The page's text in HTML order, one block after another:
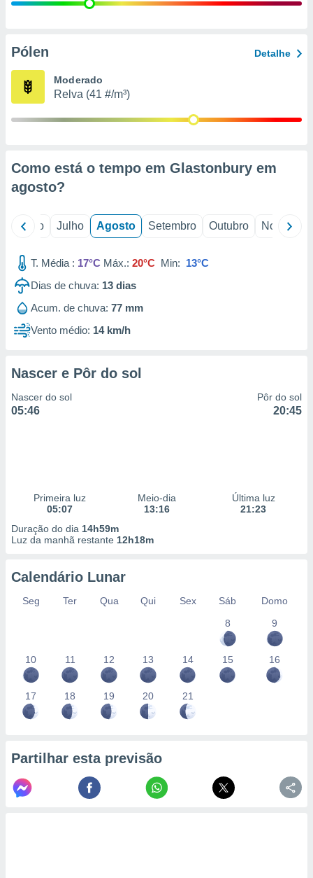
e
de
Pólen Detalhe
Moderado
Relva (41 #/m³)
Como está o tempo em Glastonbury em
agosto?
Junho Julho Agosto Setembro Outubro Novembro
T. Média : 17°C Máx.: 20°C Min: 13°C
Dias de chuva: 13 dias
Acum. de chuva: 77 mm
Vento médio: 14 km/h
Nascer e Pôr do sol
Nascer do sol
05:46
Pôr do sol
20:45
Primeira luz
05:07
Meio-dia
13:16
Última luz
21:23
Duração do dia 14h59m
Luz da manhã restante 12h18m
Calendário Lunar
Seg Ter Qua Qui Sex Sáb
Domo
8
9
10 11 12 13 14 15 16
17 18 19 20 21
Partilhar esta previsão